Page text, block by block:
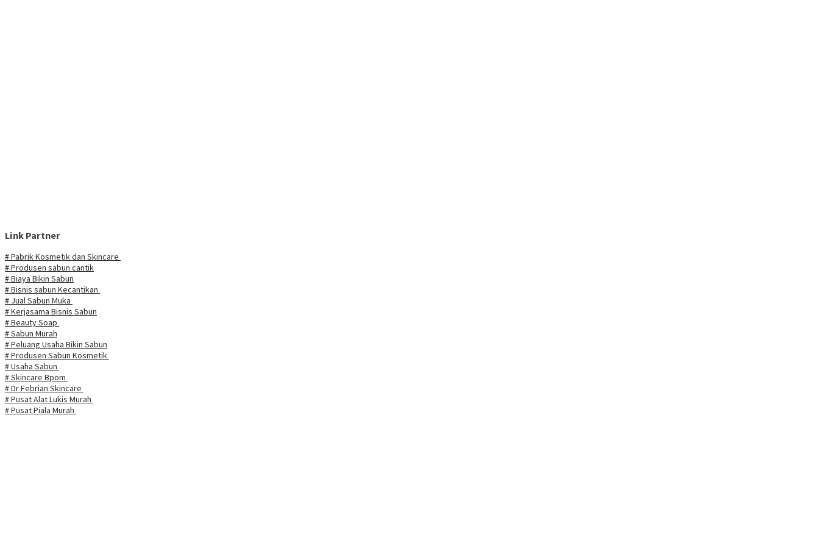
Link Partner
# Pabrik Kosmetik dan Skincare
# Produsen sabun cantik
# Biaya Bikin Sabun
# Bisnis sabun Kecantikan
# Jual Sabun Muka
# Kerjasama Bisnis Sabun
# Beauty Soap
# Sabun Murah
# Peluang Usaha Bikin Sabun
# Produsen Sabun Kosmetik
# Usaha Sabun
# Skincare Bpom
# Dr Febrian Skincare
# Pusat Alat Lukis Murah
# Pusat Piala Murah